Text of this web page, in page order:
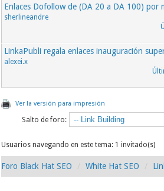
Enlaces Dofollow de (DA 20 a DA 100) por
sherlineandre
LinkaPubli regala enlaces inauguración
alexei.x
Ver la versión para impresión
Salto de foro:
Usuarios navegando en este tema: 1 invitado(s)
Foro Black Hat SEO White Hat SEO